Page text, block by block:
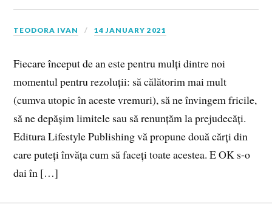
TEODORA IVAN 14 JANUARY 2021
Fiecare început de an este pentru mulți dintre noi
momentul pentru rezoluții: să călătorim mai mult
(cumva utopic în aceste vremuri), să ne învingem fricile,
să ne depășim limitele sau să renunțăm la prejudecăți.
Editura Lifestyle Publishing vă propune două cărți din
care puteți învăța cum să faceți toate acestea. E OK s-o
dai în […]